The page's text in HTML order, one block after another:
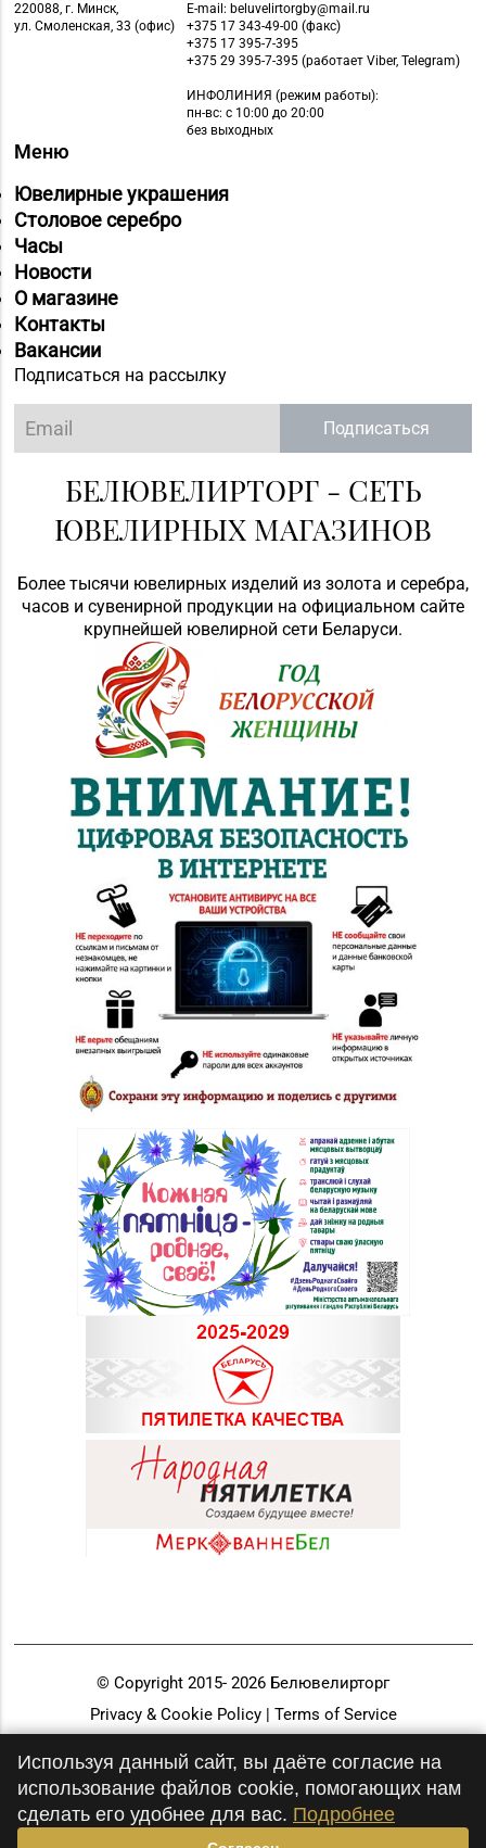
220088, г. Минск,
ул. Смоленская, 33 (офис)
E-mail: beluvelirtorgby@mail.ru
+375 17 343-49-00 (факс)
+375 17 395-7-395
+375 29 395-7-395 (работает Viber, Telegram)
ИНФОЛИНИЯ (режим работы):
пн-вс: с 10:00 до 20:00
без выходных
Меню
Ювелирные украшения
Столовое серебро
Часы
Новости
О магазине
Контакты
Вакансии
Подписаться на рассылку
Подписаться
БЕЛЮВЕЛИРТОРГ - СЕТЬ
ЮВЕЛИРНЫХ МАГАЗИНОВ
Более тысячи ювелирных изделий из золота и серебра,
часов и сувенирной продукции на официальном сайте
крупнейшей ювелирной сети Беларуси.
© Copyright 2015- 2026 Белювелирторг
Privacy & Cookie Policy | Terms of Service
Используя данный сайт, вы даёте согласие на
использование файлов cookie, помогающих нам
сделать его удобнее для вас. Подробнее